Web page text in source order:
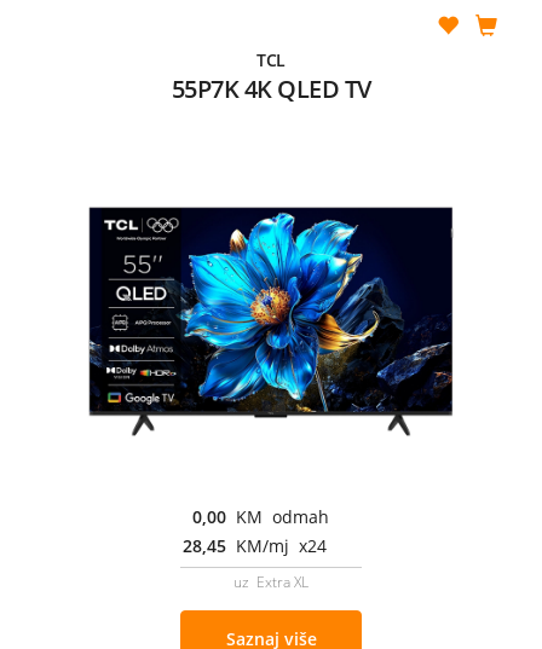
TCL
55P7K 4K QLED TV
0,00 KM odmah
28,45 KM/mj x24
uz Extra XL
Saznaj više